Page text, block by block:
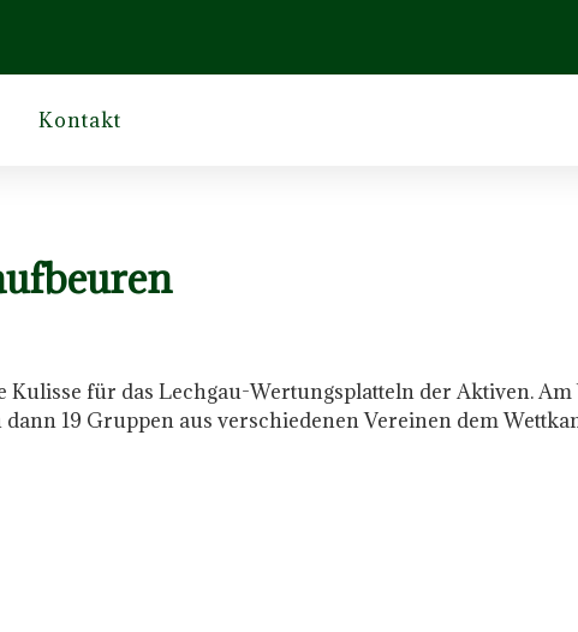
Kontakt
Kulisse für das Lechgau-Wertungsplatteln der Aktiven.
19 Gruppen aus verschiedenen Vereinen dem